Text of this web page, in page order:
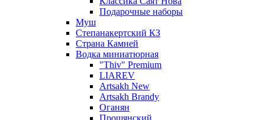
Подарочные наборы
Муш
Степанакертский КЗ
Страна Камней
Водка миниатюрная
"Thiv" Premium
LIAREV
Artsakh New
Artsakh Brandy
Оганян
Прошянский